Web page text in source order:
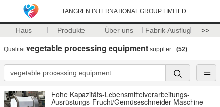
TANGREN INTERNATIONAL GROUP LIMITED
Haus Produkte Über uns Fabrik-Ausflug >>
Qualitätvegetable processing equipment supplier. (52)
Hohe Kapazitäts-Lebensmittelverarbeitungs-
Ausrüstungs-Frucht/Gemüseschneider-Maschine